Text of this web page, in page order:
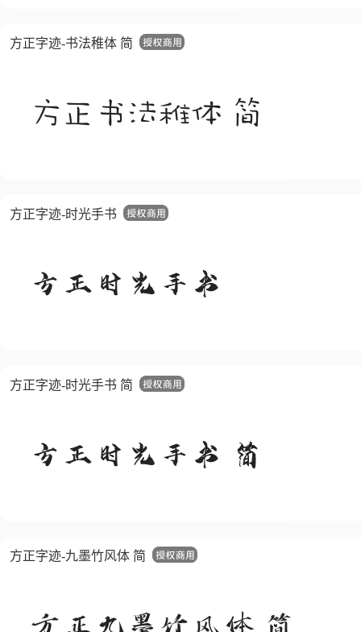
方正字迹-书法稚体 简
方正字迹-时光手书
方正字迹-时光手书 简
方正字迹-九墨竹风体 简